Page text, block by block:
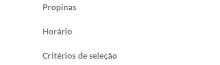
Propinas​​
Horário​​
Critérios de s​eleção​​​​